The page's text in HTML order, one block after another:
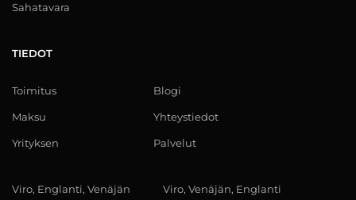
Sahatavara
TIEDOT
Toimitus
Maksu
Yrityksen
Blogi
Yhteystiedot
Palvelut
Viro, Englanti, Venäjän Viro, Venäjän, Englanti